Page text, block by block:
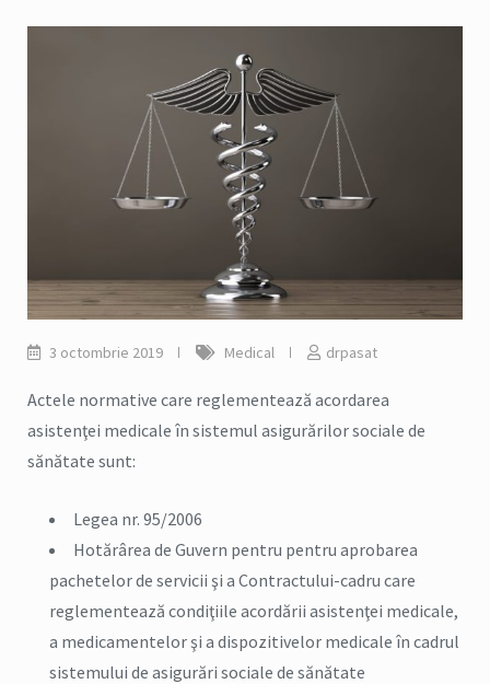
3 octombrie 2019 Medical drpasat
Actele normative care reglementează acordarea
asistenţei medicale în sistemul asigurărilor sociale de
sănătate sunt:
Legea nr. 95/2006
Hotărârea de Guvern pentru pentru aprobarea
pachetelor de servicii şi a Contractului-cadru care
reglementează condiţiile acordării asistenţei medicale,
a medicamentelor şi a dispozitivelor medicale în cadrul
sistemului de asigurări sociale de sănătate